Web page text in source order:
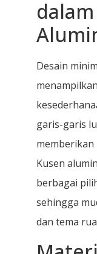
Desain
garis-garis
memberikan
Kusen
berbagai
sehingga
dan tema